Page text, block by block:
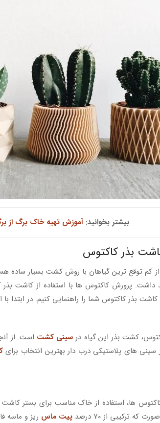
بیشتر بخوانید:آموزش تهیه خاک برگ از
کاشت بذر کاکتوس
کم توقع ترین گیاهان با روش کشت بسیار ساده
داشت. پرورش کاکتوس ها با استفاده از کاشت
بذر کاکتوس شما را راهنمایی کنیم. در ابتدا با
کشت بذر این گیاه در سینی کشت است. از
ها، استفاده از خاک مناسب برای بستر
ترکیبی از 70 درصد
پیت ماس ریز و ماسه